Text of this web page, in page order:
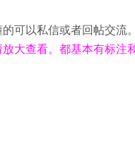
可以私信或者回帖交流
大查看。都基本有标注